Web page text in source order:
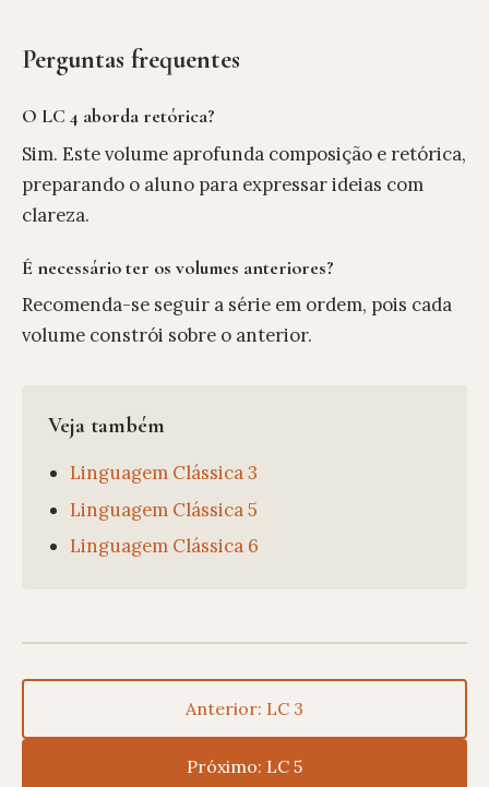
Perguntas frequentes
O LC 4 aborda retórica?
Sim. Este volume aprofunda composição e retórica,
preparando o aluno para expressar ideias com
clareza.
É necessário ter os volumes anteriores?
Recomenda-se seguir a série em ordem, pois cada
volume constrói sobre o anterior.
Veja também
Linguagem Clássica 3
Linguagem Clássica 5
Linguagem Clássica 6
Anterior: LC 3
Próximo: LC 5